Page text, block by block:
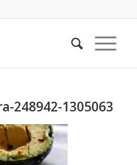
248942-1305063